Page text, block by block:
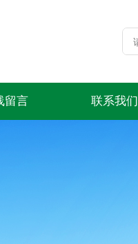
留言 联系我们